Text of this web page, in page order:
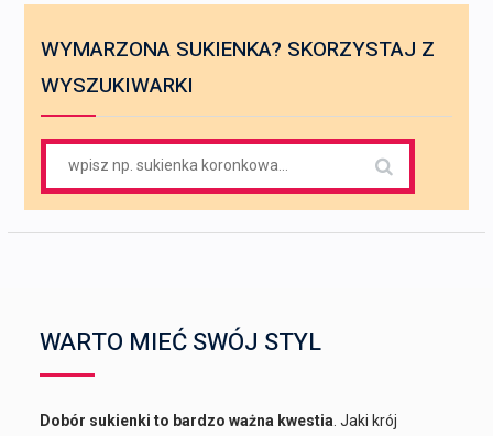
WYMARZONA SUKIENKA? SKORZYSTAJ Z
WYSZUKIWARKI
WARTO MIEĆ SWÓJ STYL
Dobór sukienki to bardzo ważna kwestia . Jaki krój